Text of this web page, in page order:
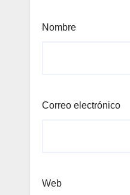
Nombre
Correo electrónico
Web